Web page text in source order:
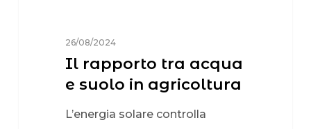
26/08/2024
Il rapporto tra acqua
e suolo in agricoltura
L’energia solare controlla